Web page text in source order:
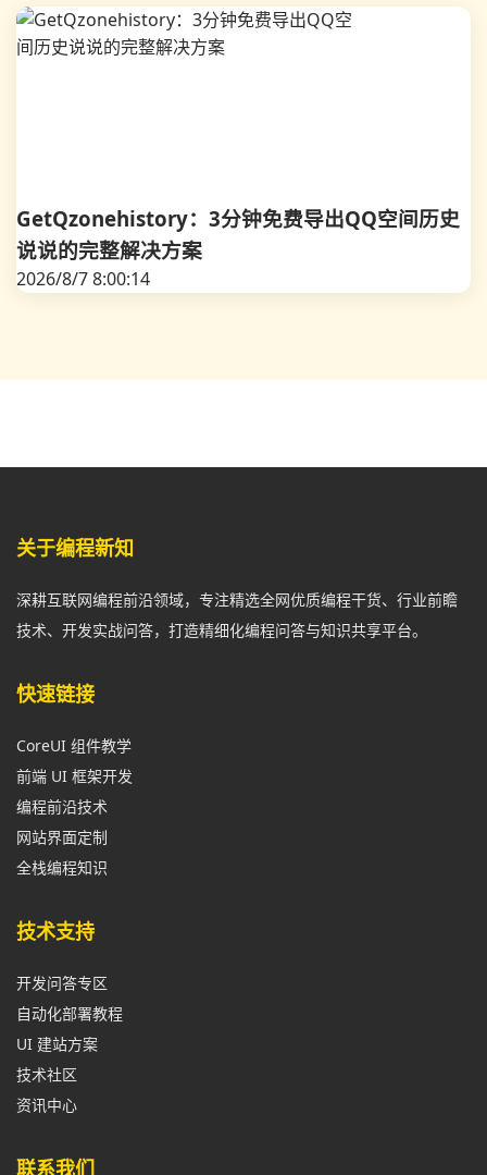
GetQzonehistory：3分钟免费导出QQ空间历史
说说的完整解决方案
2026/8/7 8:00:14
关于编程新知
深耕互联网编程前沿领域，专注精选全网优质编程干货、行业前瞻
技术、开发实战问答，打造精细化编程问答与知识共享平台。
快速链接
CoreUI 组件教学
前端 UI 框架开发
编程前沿技术
网站界面定制
全栈编程知识
技术支持
开发问答专区
自动化部署教程
UI 建站方案
技术社区
资讯中心
联系我们